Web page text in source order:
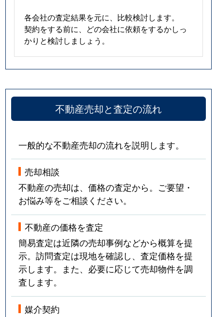
各会社の査定結果を元に、比較検討します。
契約をする前に、どの会社に依頼をするかしっ
かりと検討しましょう。
不動産売却と査定の流れ
一般的な不動産売却の流れを説明します。
売却相談
不動産の売却は、価格の査定から。ご要望・
お悩み等をご相談ください。
不動産の価格を査定
簡易査定は近隣の売却事例などから概算を提
示。訪問査定は現地を確認し、査定価格を提
示します。また、必要に応じて売却物件を調
査します。
媒介契約